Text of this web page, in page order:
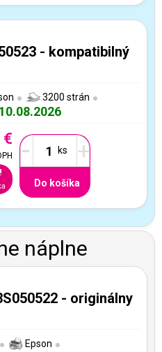
- kompatibilný
3200 strán
€ - +
Do košíka
náplne
- originálny
Epson